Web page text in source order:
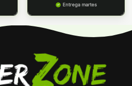
Entrega martes